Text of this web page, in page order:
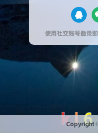
使用社交账号登录
Copyright